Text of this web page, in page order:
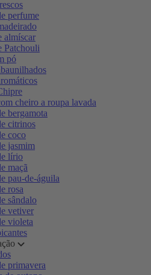
perfume
almíscar
Patchouli
pó
cheiro a roupa lavada
bergamota
citrinos
coco
jasmim
lírio
maçã
pau-de-águila
rosa
sândalo
vetiver
violeta
primavera